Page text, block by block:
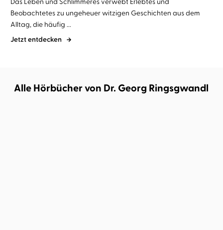
Beobachtetes zu ungeheuer witzigen Geschichten aus dem
Alltag, die häufig ...
Jetzt entdecken
Alle Hörbücher von Dr. Georg Ringsgwandl